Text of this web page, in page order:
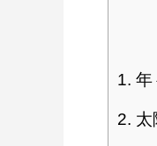
1. 年
2. 太